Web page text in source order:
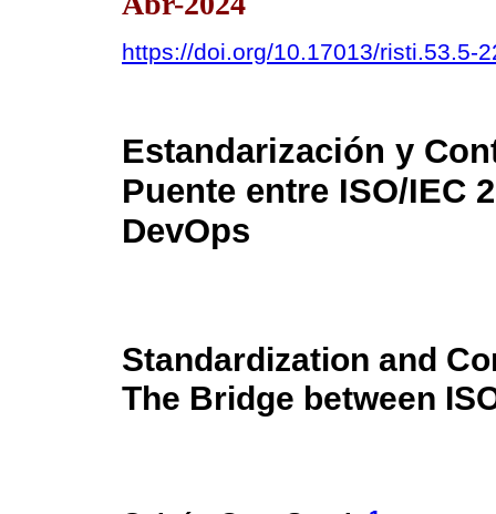
https://doi.org/10.17013/risti.53.5-
Estandarización y
Puente entre ISO/IEC
DevOps
Standardization and
The Bridge between